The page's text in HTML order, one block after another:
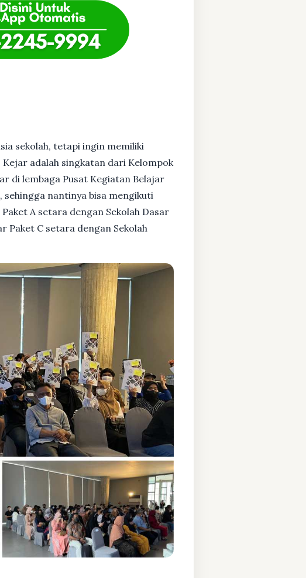
sekolah, tetapi ingin memiliki
Kejar adalah singkatan dari Kelompok
di lembaga Pusat Kegiatan Belajar
nantinya bisa mengikuti
A setara dengan Sekolah Dasar
Paket C setara dengan Sekolah